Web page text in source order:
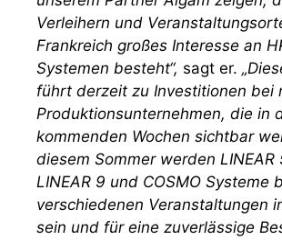
Verleihern und
Frankreich großes Interesse an
Systemen besteht“, sagt er.
führt derzeit zu Investitionen bei
Produktionsunternehmen, die in
kommenden Wochen sichtbar
diesem Sommer werden LINEAR
LINEAR 9 und COSMO Systeme
verschiedenen Veranstaltungen
sein und für eine zuverlässige